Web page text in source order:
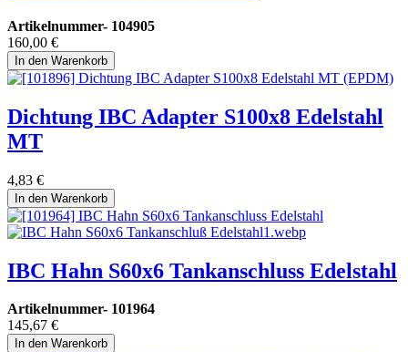
Artikelnummer- 104905
160,00 €
In den Warenkorb
Dichtung IBC Adapter S100x8 Edelstahl
MT
4,83 €
In den Warenkorb
IBC Hahn S60x6 Tankanschluss Edelstahl
Artikelnummer- 101964
145,67 €
In den Warenkorb